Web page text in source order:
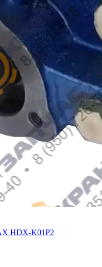
HDX-K01P2